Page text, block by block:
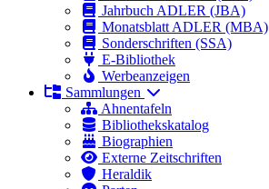
Jahrbuch ADLER (JBA)
Monatsblatt ADLER (MBA)
Sonderschriften (SSA)
E-Bibliothek
Werbeanzeigen
Sammlungen
Ahnentafeln
Bibliothekskatalog
Biographien
Externe Zeitschriften
Heraldik